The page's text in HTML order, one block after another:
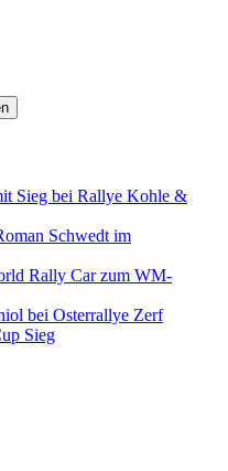
Sieg bei Rallye Kohle &
Schwedt im
Rally Car zum WM-
bei Osterrallye Zerf
Sieg